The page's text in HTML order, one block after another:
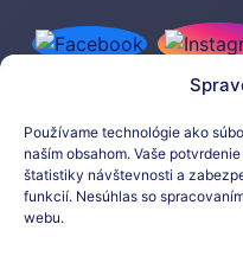
Používame technológie ako
naším obsahom. Vaše
štatistiky návštevnosti a
funkcií. Nesúhlas so
webu.Prihláste sa na